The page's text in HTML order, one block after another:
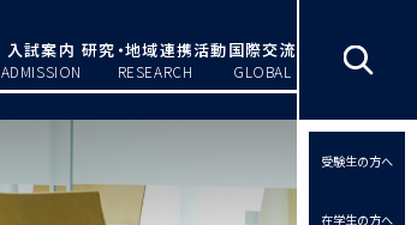
入試案内
ADMISSION
研究・地域連携活動
RESEARCH
国際交流
GLOBAL
受験生の方へ
在学生の方へ